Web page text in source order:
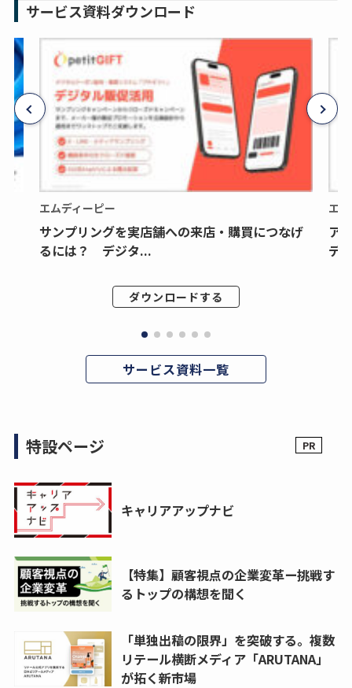
サービス資料ダウンロード
エムディーピー
サンプリングを実店舗への来店・購買につなげ
るには？ デジタ...
ダウンロードする
エ
ア
デ
サービス資料一覧
特設ページ
キャリアアップナビ
【特集】顧客視点の企業変革ー挑戦す
るトップの構想を聞く
「単独出稿の限界」を突破する。複数
リテール横断メディア「ARUTANA」
が拓く新市場